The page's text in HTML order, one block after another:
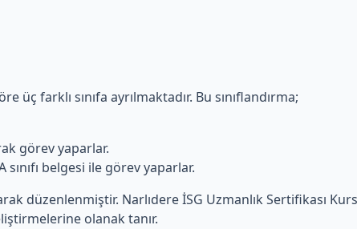
üç farklı sınıfa ayrılmaktadır. Bu sınıflandırma;
görev yaparlar.
belgesi ile görev yaparlar.
düzenlenmiştir. Narlıdere İSG Uzmanlık Sertifikası
olanak tanır.